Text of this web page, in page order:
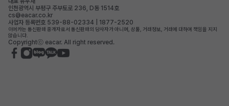
인천광역시 부평구 주부토로 236, D동 1514호
cs@eacar.co.kr
사업자 등록번호 539-88-02334 | 1877-2520
이어카는 통신판매 중개자로서 통신판매의 당사자가 아니며, 상품, 거래정보, 거래에 대하여 책임을 지지
않습니다.
Copyrightⓒ eacar. All right reserved.